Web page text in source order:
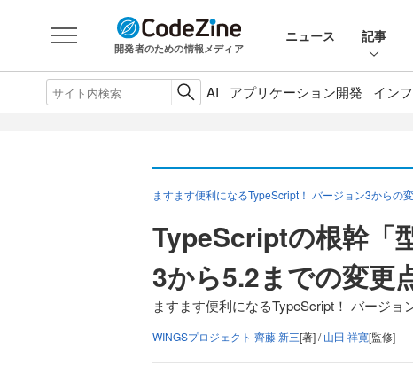
開発者のための情報メディア
ニュース 記事
AI アプリケーション開発 イン
ますます便利になるTypeScript！ バージョン3からの
TypeScriptの根幹「
3から5.2までの変更
ますます便利になるTypeScript！ バージ
WINGSプロジェクト 齊藤 新三[著] /山田 祥寛[監修]